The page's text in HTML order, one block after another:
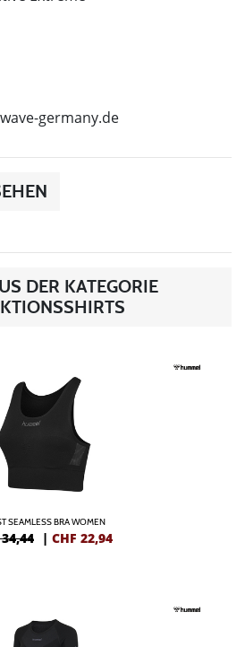
germany.de
DER KATEGORIE
SEAMLESS BRA WOMEN
| CHF 22,94